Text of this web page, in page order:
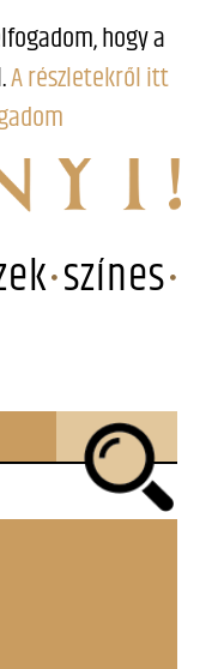
színes
hogy a
A részletekről itt